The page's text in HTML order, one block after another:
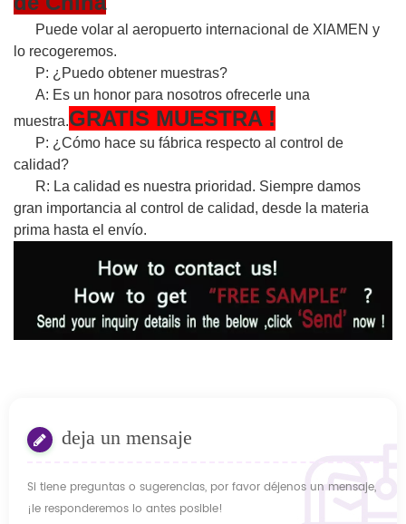
Puede volar al aeropuerto internacional de XIAMEN y
lo recogeremos.
P: ¿Puedo obtener muestras?
A: Es un honor para nosotros ofrecerle una
muestra.GRATIS MUESTRA!
P: ¿Cómo hace su fábrica respecto al control de
calidad?
R: La calidad es nuestra prioridad. Siempre damos
gran importancia al control de calidad, desde la materia
prima hasta el envío.
deja un mensaje
Si tiene preguntas o sugerencias, por favor déjenos un mensaje,
¡le responderemos lo antes posible!